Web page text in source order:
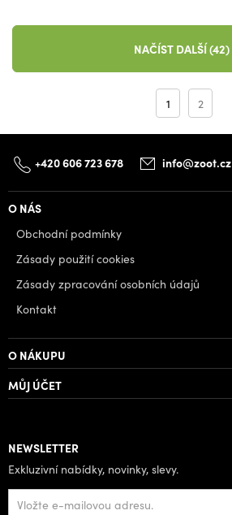
NAČÍST DALŠÍ (42)
1 2
+420 606 723 678 info@zoot.cz
O NÁS
Obchodní podmínky
Zásady použití cookies
Zásady zpracování osobních údajů
Kontakt
O NÁKUPU
MŮJ ÚČET
NEWSLETTER
Exkluzivní nabídky, novinky, slevy.